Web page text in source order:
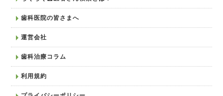
歯科医院の皆さまへ
運営会社
歯科治療コラム
利用規約